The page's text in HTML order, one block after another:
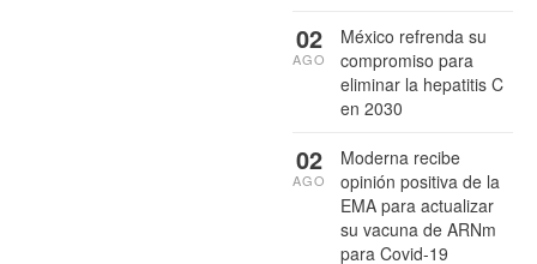
México refrenda su
compromiso para
eliminar la hepatitis C
en 2030
02
AGO
Moderna recibe
opinión positiva de la
EMA para actualizar
su vacuna de ARNm
para Covid-19
02
AGO